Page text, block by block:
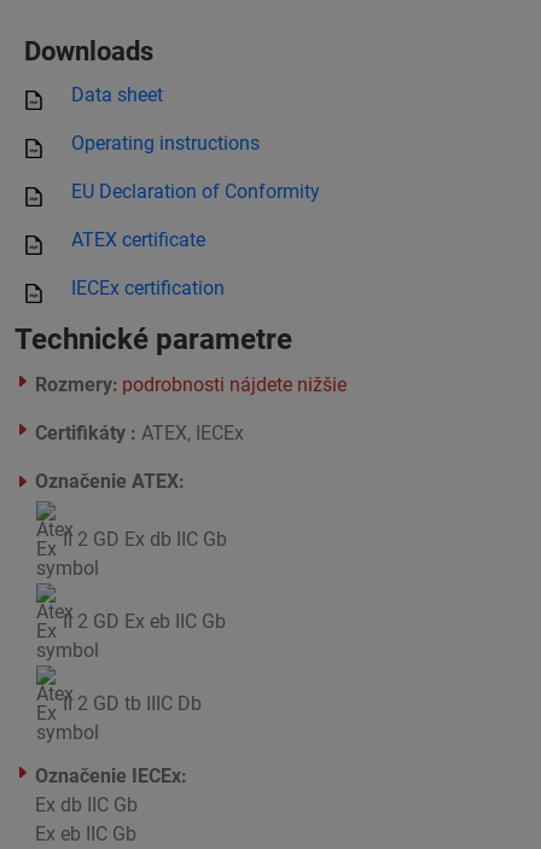
Downloads
Data sheet
Operating instructions
EU Declaration of Conformity
ATEX certificate
IECEx certification
Technické parametre
Rozmery: podrobnosti nájdete nižšie
Certifikáty : ATEX, IECEx
Označenie ATEX:
II 2 GD Ex db IIC Gb
II 2 GD Ex eb IIC Gb
II 2 GD tb IIIC Db
Označenie IECEx:
Ex db IIC Gb
Ex eb IIC Gb